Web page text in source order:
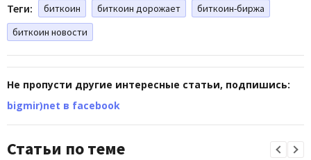
Теги: биткоин биткоин дорожает
биткоин-биржа
биткоин новости
Не пропусти другие интересные статьи, подпишись:
bigmir)net в facebook
Статьи по теме